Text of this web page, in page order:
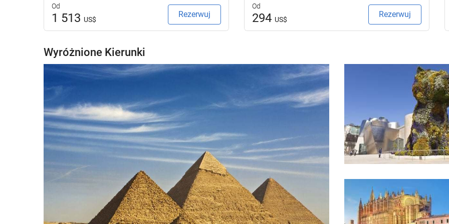
Od
1 513 US$
Rezerwuj
Od
294 US$
Rezerwuj
Wyróżnione Kierunki